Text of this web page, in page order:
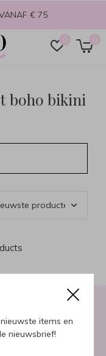
items en
nieuwsbrief!
0 0
€ 75
boho bikini
onze